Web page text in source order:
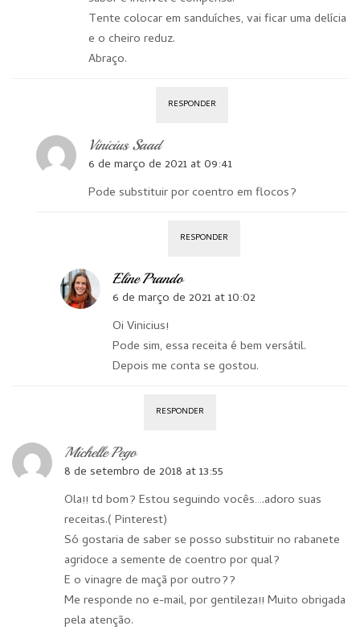
Tente colocar em sanduíches, vai ficar uma delícia
e o cheiro reduz.
Abraço.
RESPONDER
Vinicius Saad
6 de março de 2021 at 09:41
Pode substituir por coentro em flocos?
RESPONDER
Eline Prando
6 de março de 2021 at 10:02
Oi Vinicius!
Pode sim, essa receita é bem versátil.
Depois me conta se gostou.
RESPONDER
Michelle Pego
8 de setembro de 2018 at 13:55
Ola!! td bom? Estou seguindo vocês….adoro suas
receitas.( Pinterest)
Só gostaria de saber se posso substituir no rabanete
agridoce a semente de coentro por qual?
E o vinagre de maçã por outro??
Me responde no e-mail, por gentileza!! Muito obrigada
pela atenção.